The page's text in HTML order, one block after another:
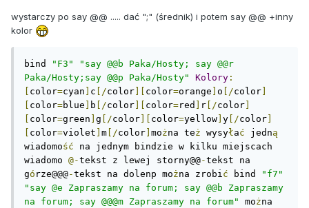
wystarczy po say @@ ..... dać ";" (średnik) i potem say @@ +inny
kolor
bind "F3"
"say @@b Paka/Hosty; say @@r
Paka/Hosty;say @@p Paka/Hosty"
Kolory :
color=cyan c [/color color=orange o [/color
color=blue b [/color color=red r [/color
color=green g [/color color=yellow y [/color
color=violet m [/color można też wysyłać jedną
wiadomość na jednym bindzie w kilku miejscach
wiadomo @-tekst z lewej storny@@-tekst na
gó rze@@@-tekst na dolenp można zrobić bind
"f7"
"say @e Zapraszamy na forum; say @@b Zapraszamy
na forum; say @@@m Zapraszamy na forum"
można